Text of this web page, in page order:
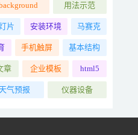
用法示范
片 安装环境 马赛克
手机触屏 基本结构
章 企业模板 html5
气预报 仪器设备